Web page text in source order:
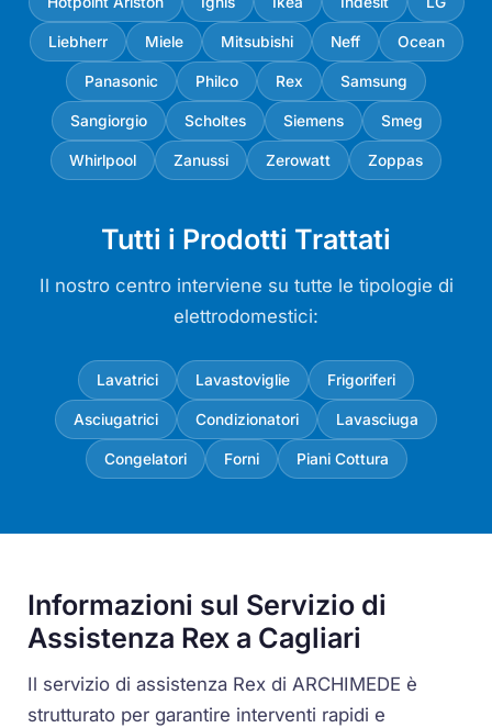
Liebherr Miele Mitsubishi Neff Ocean
Panasonic Philco Rex Samsung
Sangiorgio Scholtes Siemens Smeg
Whirlpool Zanussi Zerowatt Zoppas
Tutti i Prodotti Trattati
Il nostro centro interviene su tutte le tipologie di
elettrodomestici:
Lavatrici Lavastoviglie Frigoriferi
Asciugatrici Condizionatori Lavasciuga
Congelatori Forni Piani Cottura
Informazioni sul Servizio di
Assistenza Rex a Cagliari
Il servizio di assistenza Rex di ARCHIMEDE è
strutturato per garantire interventi rapidi e